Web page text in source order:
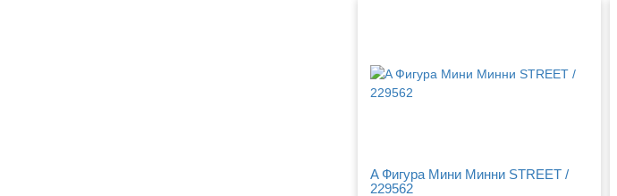
A Фигура Мини Минни STREET /
229562